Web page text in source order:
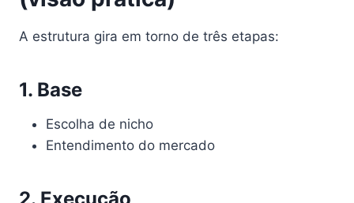
A estrutura gira em torno de três etapas:
1. Base
Escolha de nicho
Entendimento do mercado